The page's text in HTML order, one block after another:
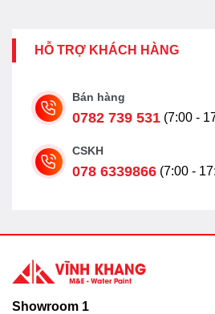
HỖ TRỢ KHÁCH HÀNG
Bán hàng
0782 739 531 (7:00 -
CSKH
078 6339866 (7:00 -
Showroom 1